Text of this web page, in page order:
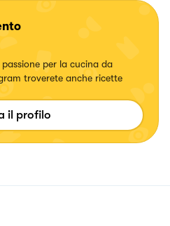
per la cucina da
il profilo